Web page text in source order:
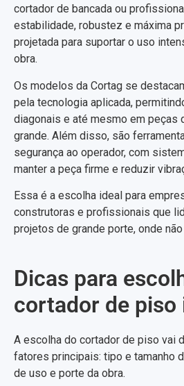
cortador de bancada ou
estabilidade, robustez e máxima
projetada para suportar o uso
obra.
Os modelos da Cortag se
pela tecnologia aplicada,
diagonais e até mesmo em peças
grande. Além disso, são
segurança ao operador, com
manter a peça firme e reduzir
Essa é a escolha ideal para
construtoras e profissionais que
projetos de grande porte, onde
Dicas para
cortador de piso
A escolha do cortador de piso vai
fatores principais: tipo e tamanho
de uso e porte da obra.